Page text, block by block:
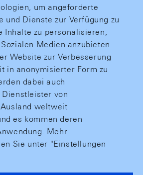
um angeforderte
und Dienste zur Verfügung zu
Inhalte zu personalisieren,
Medien anzubieten
Website zur Verbesserung
in anonymisierter Form zu
dabei auch
Dienstleister von
weltweit
es kommen deren
Mehr
Sie unter "Einstellungen